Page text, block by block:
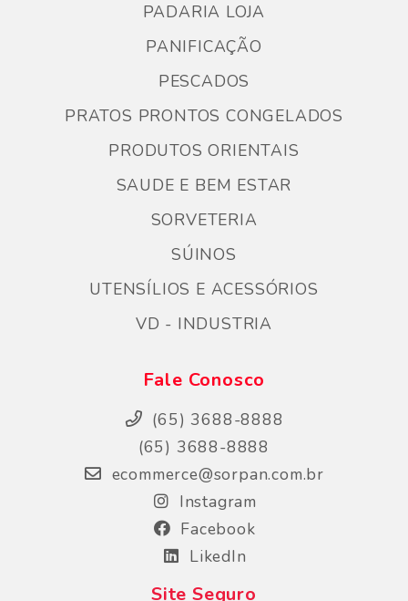
PADARIA LOJA
PANIFICAÇÃO
PESCADOS
PRATOS PRONTOS CONGELADOS
PRODUTOS ORIENTAIS
SAUDE E BEM ESTAR
SORVETERIA
SÚINOS
UTENSÍLIOS E ACESSÓRIOS
VD - INDUSTRIA
Fale Conosco
(65) 3688-8888
(65) 3688-8888
ecommerce@sorpan.com.br
Instagram
Facebook
LikedIn
Site Seguro